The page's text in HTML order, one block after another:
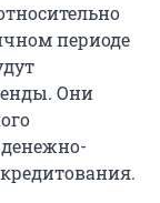
периоде
Они